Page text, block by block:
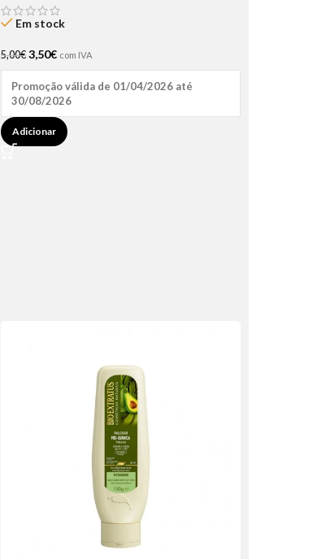
Em stock
5,00€ 3,50€ com IVA
Promoção válida de 01/04/2026 até
30/08/2026
Adicionar